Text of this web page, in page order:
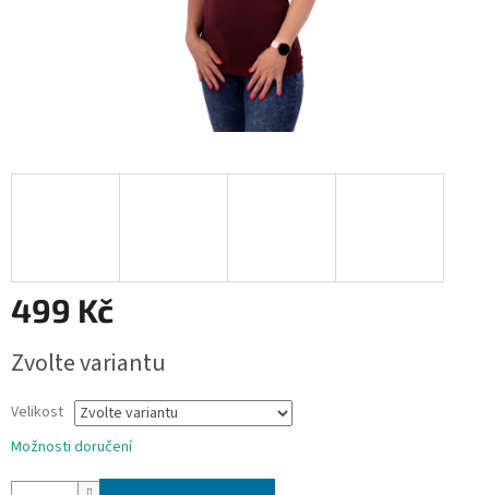
499 Kč
cena:
Zvolte variantu
Velikost
Možnosti doručení